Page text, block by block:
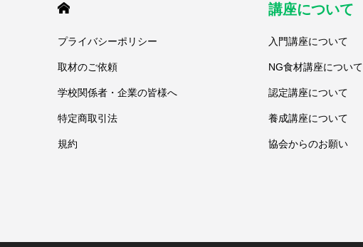
プライバシーポリシー
取材のご依頼
学校関係者・企業の皆様へ
特定商取引法
規約
講座について
入門講座について
NG食材講座について
認定講座について
養成講座について
協会からのお願い